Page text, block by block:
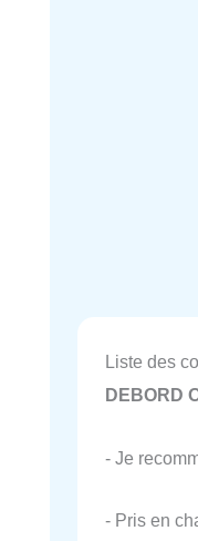
Liste des
DEBORD
- Je
- Pris en